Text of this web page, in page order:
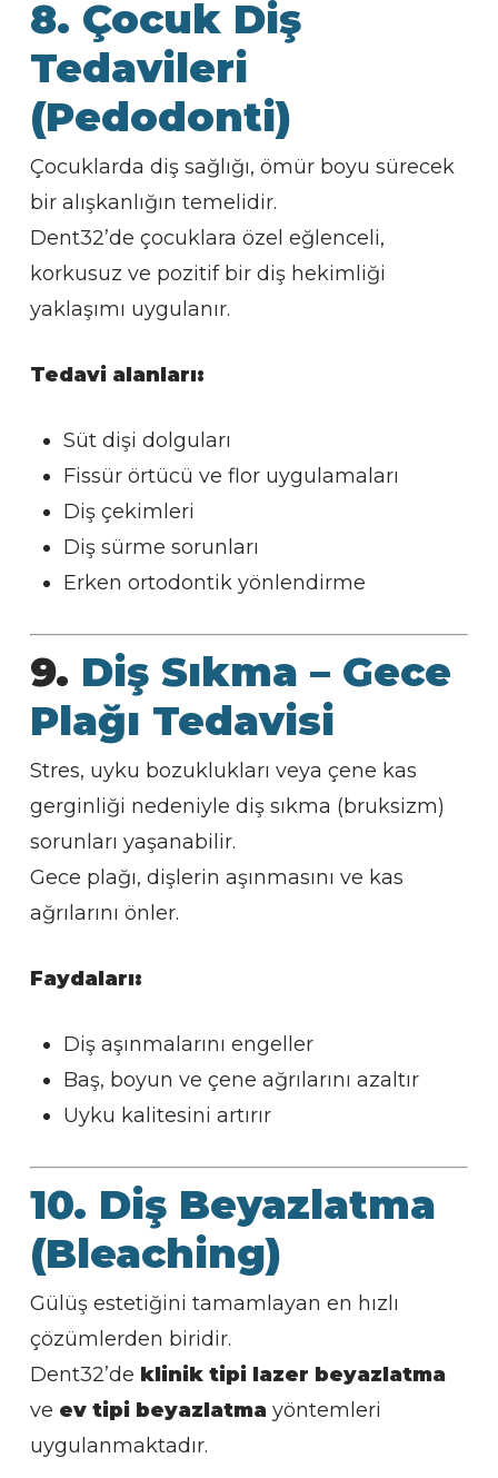
8. Çocuk Diş
Tedavileri
(Pedodonti)
Çocuklarda diş sağlığı, ömür boyu sürecek
bir alışkanlığın temelidir.
Dent32’de çocuklara özel eğlenceli,
korkusuz ve pozitif bir diş hekimliği
yaklaşımı uygulanır.
Tedavi alanları:
Süt dişi dolguları
Fissür örtücü ve flor uygulamaları
Diş çekimleri
Diş sürme sorunları
Erken ortodontik yönlendirme
9. Diş Sıkma – Gece
Plağı Tedavisi
Stres, uyku bozuklukları veya çene kas
gerginliği nedeniyle diş sıkma (bruksizm)
sorunları yaşanabilir.
Gece plağı, dişlerin aşınmasını ve kas
ağrılarını önler.
Faydaları:
Diş aşınmalarını engeller
Baş, boyun ve çene ağrılarını azaltır
Uyku kalitesini artırır
10. Diş Beyazlatma
(Bleaching)
Gülüş estetiğini tamamlayan en hızlı
çözümlerden biridir.
Dent32’de klinik tipi lazer beyazlatma
ve ev tipi beyazlatmayöntemleri
uygulanmaktadır.